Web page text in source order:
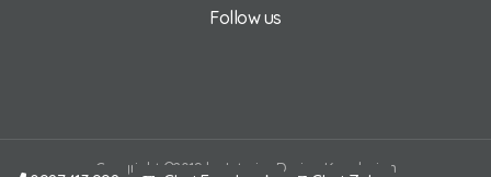
Follow us
Copyright ©2019 by Interior Design Ken design